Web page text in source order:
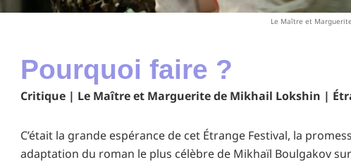
Le Maître et
Pourquoi faire ?
Critique | Le Maître et Marguerite de Mikhail Lokshin |
C’était la grande espérance de cet Étrange Festival, la
adaptation du roman le plus célèbre de Mikhaïl Boulgakov